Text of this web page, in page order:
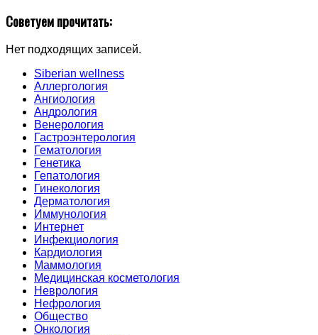
Советуем прочитать:
Нет подходящих записей.
Siberian wellness
Аллергология
Ангиология
Андрология
Венерология
Гастроэнтерология
Гематология
Генетика
Гепатология
Гинекология
Дерматология
Иммунология
Интернет
Инфекциология
Кардиология
Маммология
Медицинская косметология
Неврология
Нефрология
Общество
Онкология